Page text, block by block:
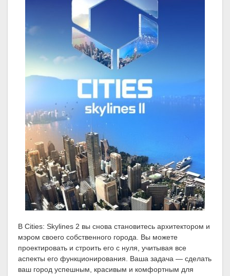
В Cities: Skylines 2 вы снова становитесь архитектором и
мэром своего собственного города. Вы можете
проектировать и строить его с нуля, учитывая все
аспекты его функционирования. Ваша задача — сделать
ваш город успешным, красивым и комфортным для